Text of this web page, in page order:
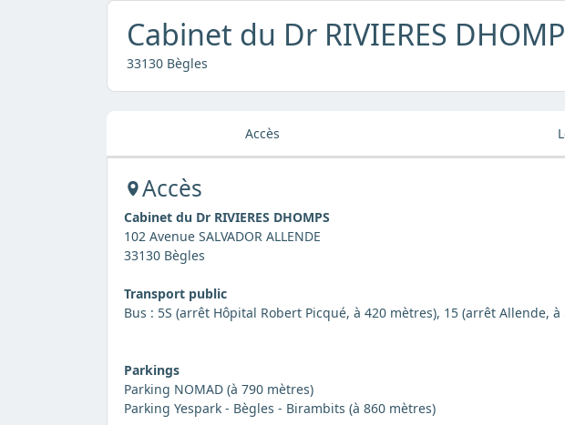
Cabinet du Dr RIVIERES
33130 Bègles
Accès
Accès
Cabinet du Dr RIVIERES DHOMPS
102 Avenue SALVADOR ALLENDE
33130 Bègles
Transport public
Bus : 5S (arrêt Hôpital Robert Picqué, à 420 mètres), 15 (arrêt Allende, à
Parkings
Parking NOMAD (à 790 mètres)
Parking Yespark - Bègles - Birambits (à 860 mètres)